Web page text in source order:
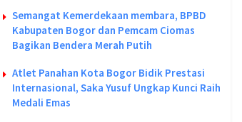
Semangat Kemerdekaan membara, BPBD
Kabupaten Bogor dan Pemcam Ciomas
Bagikan Bendera Merah Putih
Atlet Panahan Kota Bogor Bidik Prestasi
Internasional, Saka Yusuf Ungkap Kunci Raih
Medali Emas